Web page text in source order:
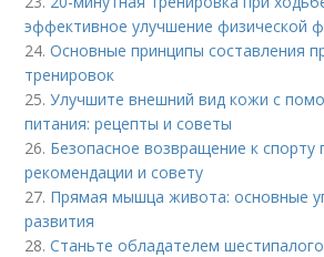
эффективное улучшение физической
24.Основные принципы составления
тренировок
25.Улучшите внешний вид кожи с
питания: рецепты и советы
26. Безопасное возвращение к спорту
рекомендации и совету
27. Прямая мышца живота: основные
развития
28.Станьте обладателем